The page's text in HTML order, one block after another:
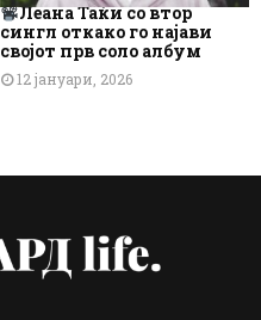
Леана Таќи со втор
сингл откако го најави
својот прв соло албум
12 јануари, 2026